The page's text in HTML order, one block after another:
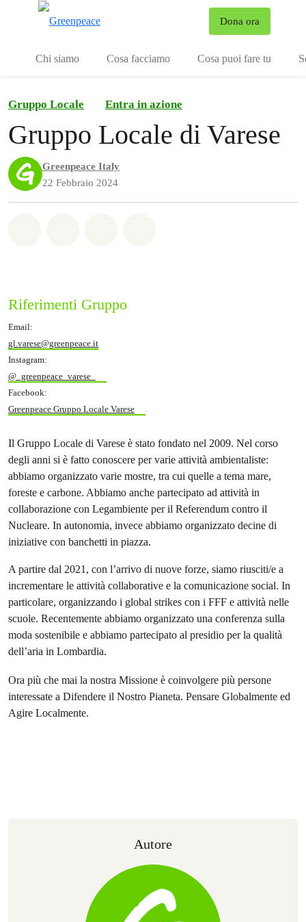
Dona ora
Chi siamo Cosa facciamo Cosa puoi fare tu
Gruppo Locale Entra in azione
Gruppo Locale di Varese
Greenpeace Italy
22 Febbraio 2024
Riferimenti Gruppo
Email:
gl.varese@greenpeace.it
Instagram:
@_greenpeace_varese_
Facebook:
Greenpeace Gruppo Locale Varese
Il Gruppo Locale di Varese è stato fondato nel 2009. Nel corso
degli anni si è fatto conoscere per varie attività ambientaliste:
abbiamo organizzato varie mostre, tra cui quelle a tema mare,
foreste e carbone. Abbiamo anche partecipato ad attività in
collaborazione con Legambiente per il Referendum contro il
Nucleare. In autonomia, invece abbiamo organizzato decine di
iniziative con banchetti in piazza.
A partire dal 2021, con l’arrivo di nuove forze, siamo riusciti/e a
incrementare le attività collaborative e la comunicazione social. In
particolare, organizzando i global strikes con i FFF e attività nelle
scuole. Recentemente abbiamo organizzato una conferenza sulla
moda sostenibile e abbiamo partecipato al presidio per la qualità
dell’aria in Lombardia.
Ora più che mai la nostra Missione è coinvolgere più persone
interessate a Difendere il Nostro Pianeta. Pensare Globalmente ed
Agire Localmente.
Autore